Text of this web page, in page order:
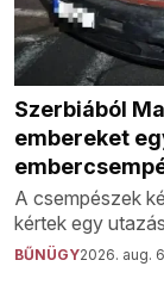
Szerbiából
embereket
A csempészek
kértek egy
BŰNÜGY2026. aug.